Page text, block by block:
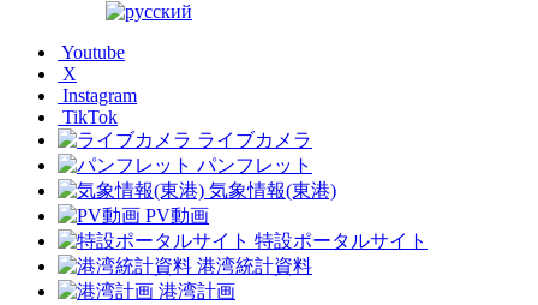
Youtube
X
Instagram
TikTok
ライブカメラ
パンフレット
気象情報(東港)
PV動画
特設ポータルサイト
港湾統計資料
港湾計画